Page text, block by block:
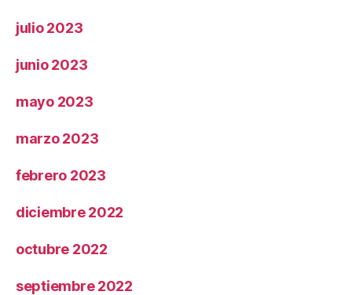
julio 2023
junio 2023
mayo 2023
marzo 2023
febrero 2023
diciembre 2022
octubre 2022
septiembre 2022